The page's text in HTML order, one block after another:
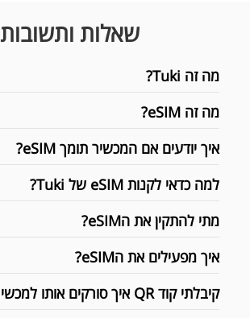
שאלות ותשובות
מה זה Tuki?
מה זה eSIM?
איך יודעים אם המכשיר תומך eSIM?
למה כדאי לקנות eSIM של Tuki?
מתי להתקין את הeSIM?
איך מפעילים את הeSIM?
קיבלתי קוד QR איך סורקים אותו למכשיר?